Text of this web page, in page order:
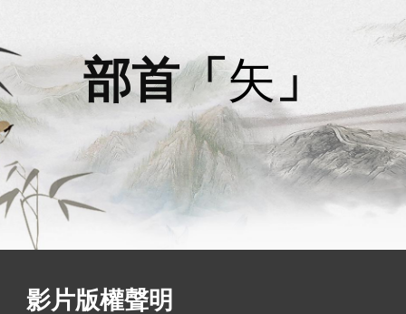
部首「矢 」
影片版權聲明